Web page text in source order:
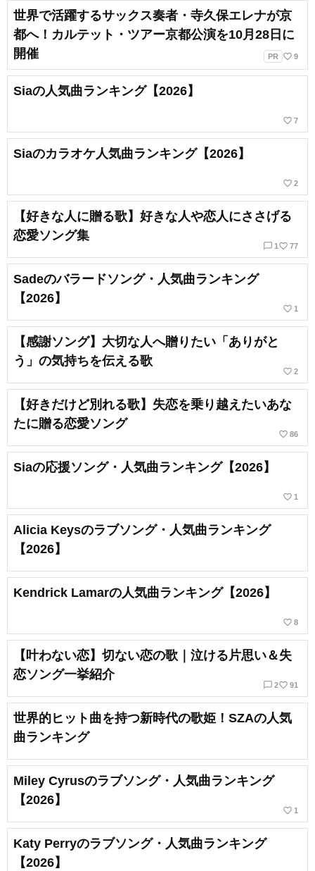
世界で活躍するサックス奏者・寺久保エレナが京
都へ！カルテット・ツアー京都公演を10月28日に
開催
PR favorite_border 9
Siaの人気曲ランキング【2026】
favorite_border 7
Siaのカラオケ人気曲ランキング【2026】
favorite_border 2
【好きな人に贈る歌】好きな人や恋人にささげる
恋愛ソング集
chat_bubble_outline 1 favorite_border 77
Sadeのバラードソング・人気曲ランキング
【2026】
favorite_border 1
【感謝ソング】大切な人へ贈りたい「ありがと
う」の気持ちを伝える歌
favorite_border 2
【好きだけど別れる歌】失恋を乗り越えたいあな
たに贈る恋愛ソング
favorite_border 86
Siaの応援ソング・人気曲ランキング【2026】
favorite_border 1
Alicia Keysのラブソング・人気曲ランキング
【2026】
Kendrick Lamarの人気曲ランキング【2026】
favorite_border 8
【叶わない恋】切ない恋の歌｜泣ける片思い＆失
恋ソング一挙紹介
chat_bubble_outline 2favorite_border 91
世界的ヒット曲を持つ新時代の歌姫！SZAの人気
曲ランキング
Miley Cyrusのラブソング・人気曲ランキング
【2026】
favorite_border 1
Katy Perryのラブソング・人気曲ランキング
【2026】